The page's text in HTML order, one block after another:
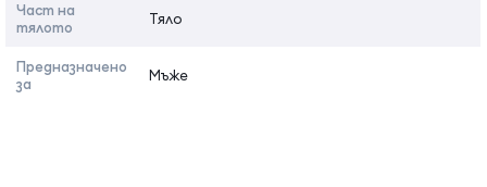
Част на
тялото
Тяло
Предназначено
за
Мъже